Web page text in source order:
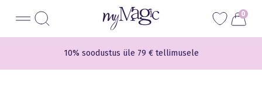
sisu
0
Tasuta transport üle 59 € tellimusele
10% soodustus üle 79 € tellimusele